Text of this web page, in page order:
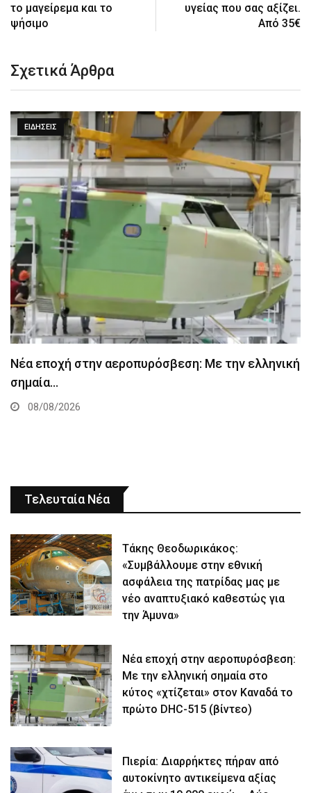
το μαγείρεμα και το
ψήσιμο
υγείας που σας αξίζει.
Από 35€
Σχετικά Άρθρα
ΕΙΔΉΣΕΙΣ
Νέα εποχή στην αεροπυρόσβεση: Με την ελληνική
σημαία…
08/08/2026
Τελευταία Νέα
Τάκης Θεοδωρικάκος:
«Συμβάλλουμε στην εθνική
ασφάλεια της πατρίδας μας με
νέο αναπτυξιακό καθεστώς για
την Άμυνα»
Νέα εποχή στην αεροπυρόσβεση:
Με την ελληνική σημαία στο
κύτος «χτίζεται» στον Καναδά το
πρώτο DHC-515 (βίντεο)
Πιερία: Διαρρήκτες πήραν από
αυτοκίνητο αντικείμενα αξίας